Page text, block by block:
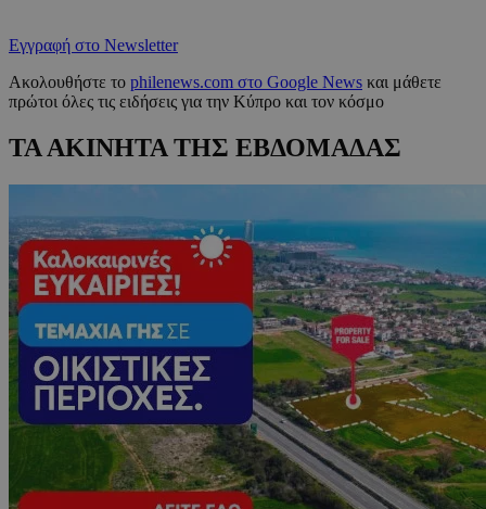
Εγγραφή στο Newsletter
Ακολουθήστε το philenews.com στο Google News και μάθετε
πρώτοι όλες τις ειδήσεις για την Κύπρο και τον κόσμο
ΤΑ ΑΚΙΝΗΤΑ ΤΗΣ ΕΒΔΟΜΑΔΑΣ